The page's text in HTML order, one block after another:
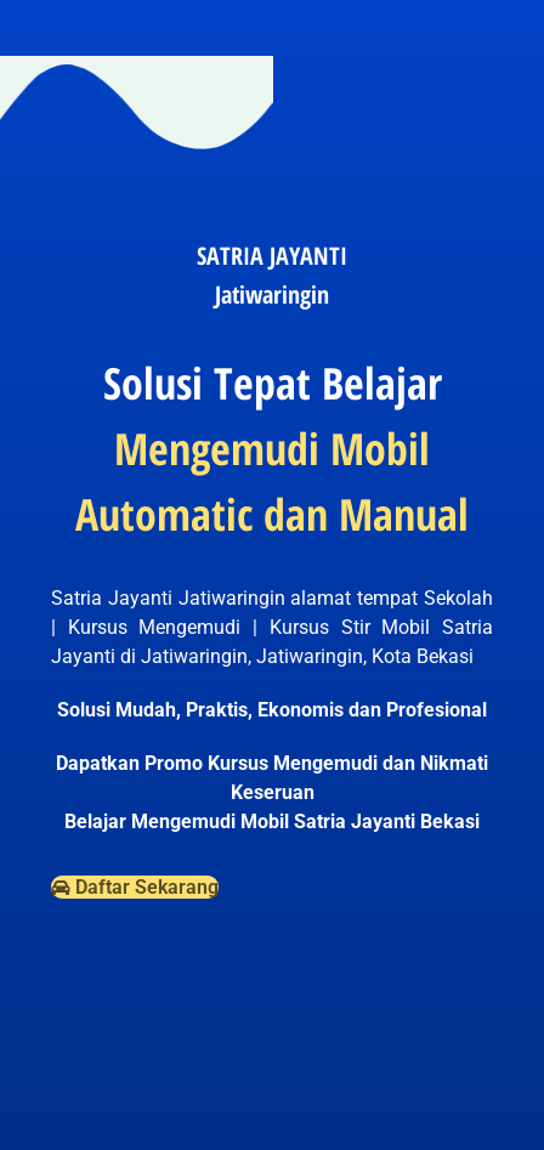
SATRIA JAYANTI
Jatiwaringin
Solusi Tepat Belajar
Mengemudi Mobil
Automatic dan Manual
Satria Jayanti Jatiwaringin alamat tempat Sekolah
| Kursus Mengemudi | Kursus Stir Mobil Satria
Jayanti di Jatiwaringin, Jatiwaringin, Kota Bekasi
Solusi Mudah, Praktis, Ekonomis dan Profesional
Dapatkan Promo Kursus Mengemudi dan Nikmati
Keseruan
Belajar Mengemudi Mobil Satria Jayanti Bekasi
Daftar Sekarang